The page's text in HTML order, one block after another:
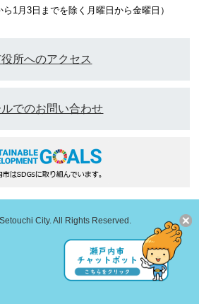
ら1月3日までを除く月曜日から金曜日）
所へのアクセス
ルでのお問い合わせ
City. All Rights Reserved.